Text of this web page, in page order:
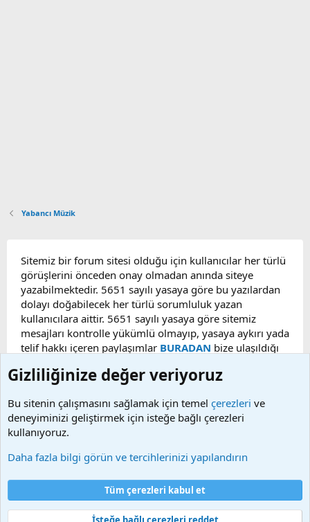
Yabancı Müzik
Sitemiz bir forum sitesi olduğu için kullanıcılar her türlü
görüşlerini önceden onay olmadan anında siteye
yazabilmektedir. 5651 sayılı yasaya göre bu yazılardan
dolayı doğabilecek her türlü sorumluluk yazan
kullanıcılara aittir. 5651 sayılı yasaya göre sitemiz
mesajları kontrolle yükümlü olmayıp, yasaya aykırı yada
telif hakkı içeren paylaşımlar BURADAN bize ulaşıldığı
kaldırılacaktır. Sitemizde Bulunan Videolar YouTube,
alınmaktadır. Telif hakları sorumluluğu bu sitelere aittir.
Videoların hiç biri sunucularımızda bulunmamaktadır.
Şartlar ve kurallar Gizlilik politikası
Ana sayfa
Gizliliğinize değer veriyoruz
Bu sitenin çalışmasını sağlamak için temel çerezleri ve
deneyiminizi geliştirmek için isteğe bağlı çerezleri
kullanıyoruz.
Daha fazla bilgi görün ve tercihlerinizi yapılandırın
Tüm çerezleri kabul et